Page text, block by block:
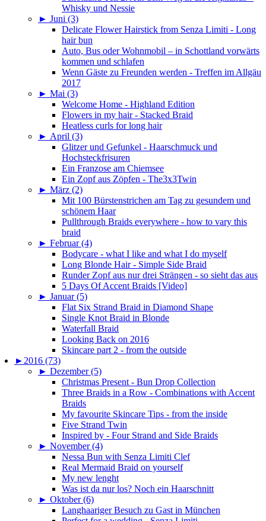
Whisky und Nessie
► Juni (3)
Delicate Flower Hairstick from Senza Limiti - Long
hair bun
Auto, Bus oder Wohnmobil – in Schottland vorwärts
kommen und schlafen
Wenn Gäste zu Freunden werden - Treffen im Allgäu
2017
► Mai (3)
Welcome Home - Highland Edition
Flowers in my hair - Stacked Braid
Heatless curls for long hair
► April (3)
Glitzer und Gefunkel - Haarschmuck und
Hochsteckfrisuren
Ein Franzose am Chiemsee
Ein Zopf aus Zöpfen - The3x3Twin
► März (2)
Mit 100 Bürstenstrichen am Tag zu gesundem und
schönem Haar
Pullthrough Braids everywhere - how to vary this
braid
► Februar (4)
Bodycare - what I like and what I do myself
Long Blonde Hair - Simple Side Braid
Runder Zopf aus nur drei Strängen - so sieht das aus
5 Days Of Accent Braids [Video]
► Januar (5)
Flat Six Strand Braid in Diamond Shape
Single Knot Braid in Blonde
Waterfall Braid
Looking Back on 2016
Skincare part 2 - from the outside
► 2016 (73)
► Dezember (5)
Christmas Present - Bun Drop Collection
Three Braids in a Row - Combinations with Accent
Braids
My favourite Skincare Tips - from the inside
Five Strand Twin
Inspired by - Four Strand and Side Braids
► November (4)
Nessa Bun with Senza Limiti Clef
Real Mermaid Braid on yourself
My new lenght
Was ist da nur los? Noch ein Haarschnitt
► Oktober (6)
Langhaariger Besuch zu Gast in München